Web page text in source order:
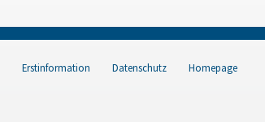
Erstinformation Datenschutz Homepage